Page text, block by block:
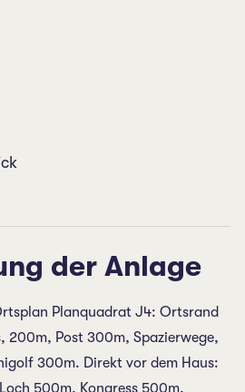
der Anlage
Planquadrat J4: Ortsrand
200m, Post 300m, Spazierwege,
300m. Direkt vor dem Haus:
500m, Kongress 500m,